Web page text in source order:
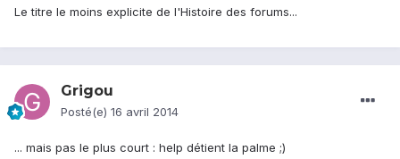
Le titre le moins explicite de l'Histoire des forums...
Grigou
Posté(e) 16 avril 2014
... mais pas le plus court : help détient la palme ;)